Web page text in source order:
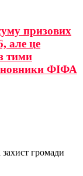
призових
але це
тими
ФІФА
громади